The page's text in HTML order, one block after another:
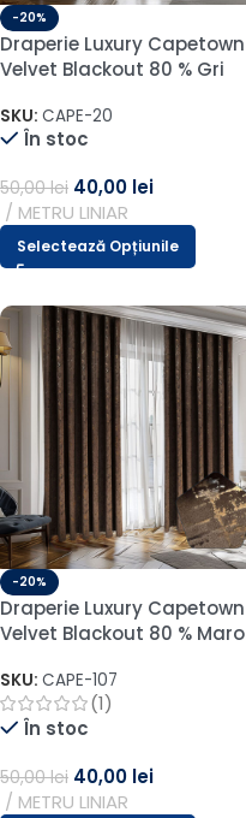
-20%
Draperie Luxury Capetown
Velvet Blackout 80 % Gri
SKU: CAPE-20
În stoc
50,00lei 40,00 lei
METRU LINIAR
Selectează Opțiunile
-20%
Draperie Luxury Capetown
Velvet Blackout 80 % Maro
SKU: CAPE-107
(1)
În stoc
50,00lei 40,00 lei
METRU LINIAR